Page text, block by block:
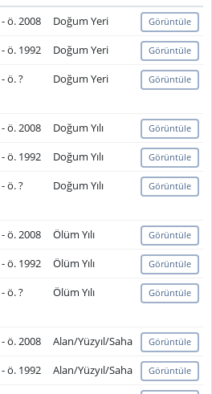
ö. 2008 Doğum Yeri Görüntüle
ö. 1992 Doğum Yeri Görüntüle
ö. ? Doğum Yeri Görüntüle
ö. 2008 Doğum Yılı Görüntüle
ö. 1992 Doğum Yılı Görüntüle
ö. ? Doğum Yılı Görüntüle
ö. 2008 Ölüm Yılı Görüntüle
ö. 1992 Ölüm Yılı Görüntüle
ö. ? Ölüm Yılı Görüntüle
ö. 2008 Alan/Yüzyıl/Saha Görüntüle
ö. 1992 Alan/Yüzyıl/Saha Görüntüle